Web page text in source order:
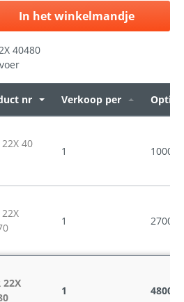
In het winkelmandje
40480
nr Verkoop per Opties
22X 40
1 1000
22X
1 2700
22X
1 4800